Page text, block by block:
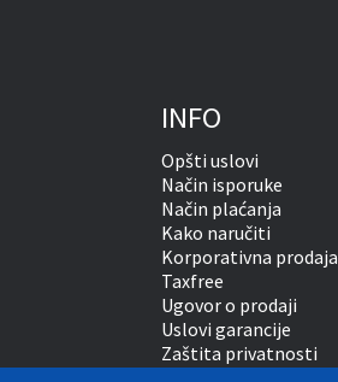
INFO
Opšti uslovi
Način isporuke
Način plaćanja
Kako naručiti
Korporativna prodaja
Taxfree
Ugovor o prodaji
Uslovi garancije
Zaštita privatnosti